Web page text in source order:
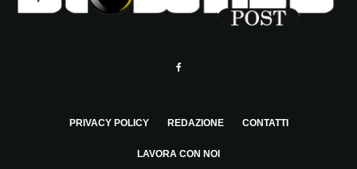
PRIVACY POLICY REDAZIONE CONTATTI
LAVORA CON NOI